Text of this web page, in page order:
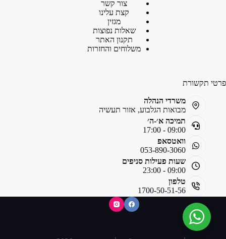
צור קשר
קצת עלינו
מגזין
שאלות נפוצות
תקנון האתר
משלוחים והחזרות
פרטי תקשורת
משרדי הנהלה
מבואות הגלבוע, אזור תעשיה
תמיכה א׳-ה׳
09:00 - 17:00
וואטסאפ
053-890-3060
שעות פעילות סניפים
09:00 - 23:00
טלפון
1700-50-51-56